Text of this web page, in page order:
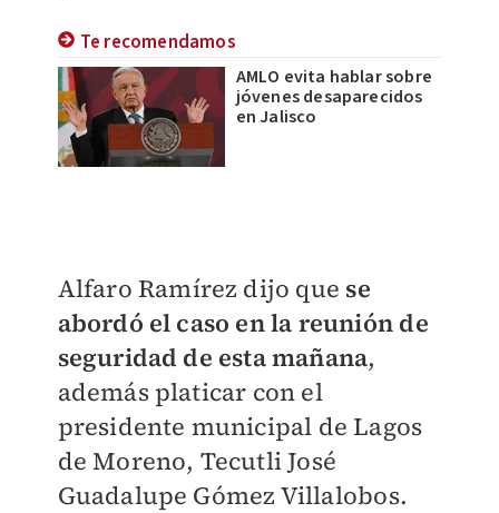
Te recomendamos
AMLO evita hablar sobre
jóvenes desaparecidos
en Jalisco
Alfaro Ramírez dijo que se
abordó el caso en la reunión de
seguridad de esta mañana,
además platicar con el
presidente municipal de Lagos
de Moreno, Tecutli José
Guadalupe Gómez Villalobos.